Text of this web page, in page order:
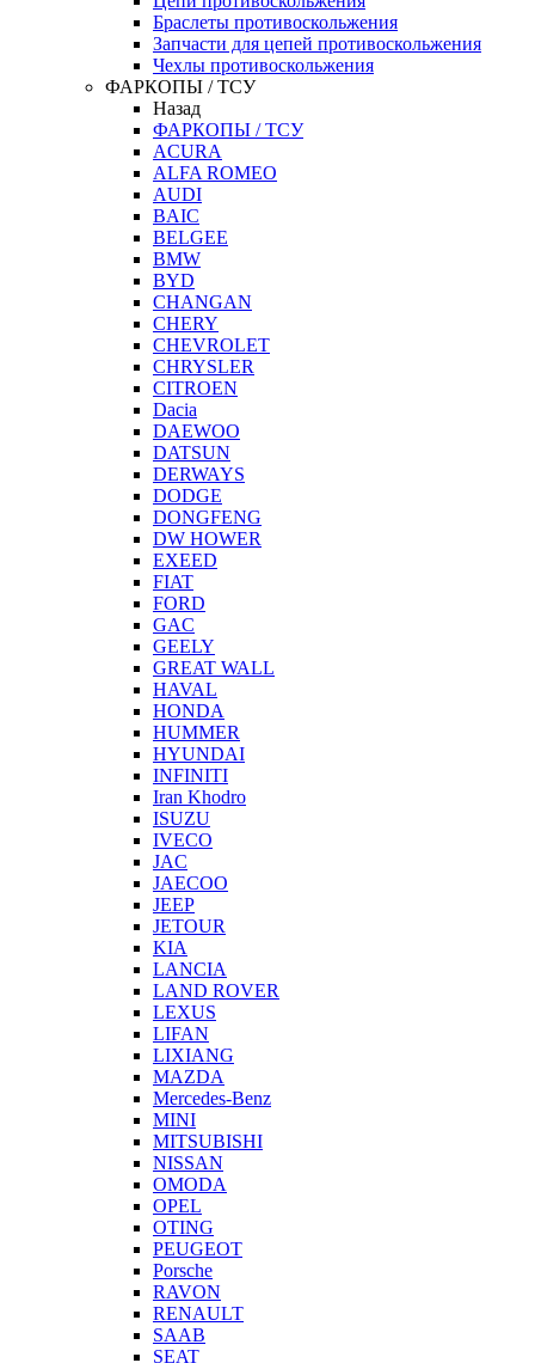
Браслеты противоскольжения
Запчасти для цепей противоскольжения
Чехлы противоскольжения
ФАРКОПЫ / ТСУ
Назад
ФАРКОПЫ / ТСУ
ACURA
ALFA ROMEO
AUDI
BAIC
BELGEE
BMW
BYD
CHANGAN
CHERY
CHEVROLET
CHRYSLER
CITROEN
Dacia
DAEWOO
DATSUN
DERWAYS
DODGE
DONGFENG
DW HOWER
EXEED
FIAT
FORD
GAC
GEELY
GREAT WALL
HAVAL
HONDA
HUMMER
HYUNDAI
INFINITI
Iran Khodro
ISUZU
IVECO
JAC
JAECOO
JEEP
JETOUR
KIA
LANCIA
LAND ROVER
LEXUS
LIFAN
LIXIANG
MAZDA
Mercedes-Benz
MINI
MITSUBISHI
NISSAN
OMODA
OPEL
OTING
PEUGEOT
Porsche
RAVON
RENAULT
SAAB
SEAT